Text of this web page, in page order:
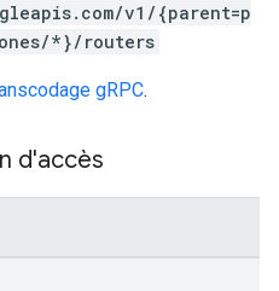
v1/{parent=p
*}/routers
gRPC.
d'accès